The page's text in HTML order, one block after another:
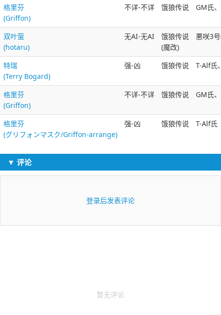
格里芬
(Griffon)
不详-不详 饿狼传说 GM氏
双叶萤
(hotaru)
无AI-无AI
饿狼传说
(魔改)
悪咲3
特瑞
(Terry Bogard)
强-凶 饿狼传说 T-Alf氏
格里芬
(Griffon)
不详-不详 饿狼传说 GM氏
格里芬
(グリフォンマスク/Griffon-arrange)
强-凶 饿狼传说 T-Alf氏
▼ 评论
登录后发表评论
暂无评论